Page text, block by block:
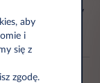
Ci kopię faktury
aby
i
się z
zgodę.